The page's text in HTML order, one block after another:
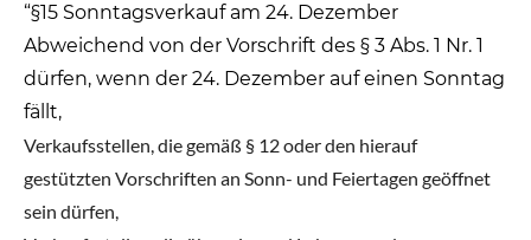
“§15 Sonntagsverkauf am 24. Dezember
Abweichend von der Vorschrift des § 3 Abs. 1 Nr. 1
dürfen, wenn der 24. Dezember auf einen Sonntag
fällt,
Verkaufsstellen, die gemäß § 12 oder den hierauf
gestützten Vorschriften an Sonn- und Feiertagen geöffnet
sein dürfen,